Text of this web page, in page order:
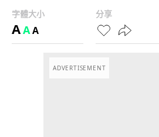
字體大小
AAA
分享
ADVERTISEMENT